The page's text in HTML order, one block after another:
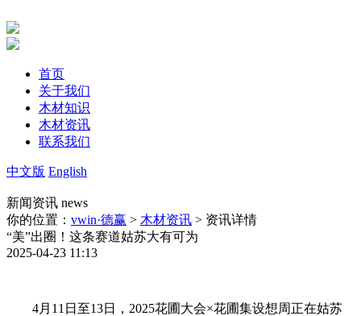
首页
关于我们
木材知识
木材资讯
联系我们
中文版 English
新闻资讯 news
你的位置： vwin·德赢 > 木材资讯 > 资讯详情
“美”出圈！这条赛道姑苏大有可为
2025-04-23 11:13
4月11日至13日，2025花圃大会×花圃集设想周正在姑苏